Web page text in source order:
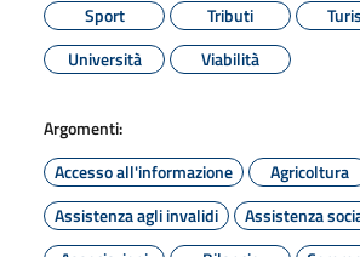
Sport
Tributi
Università
Viabilità
Argomenti:
Accesso all'informazione
Agricoltura
Assistenza agli invalidi
Assistenza